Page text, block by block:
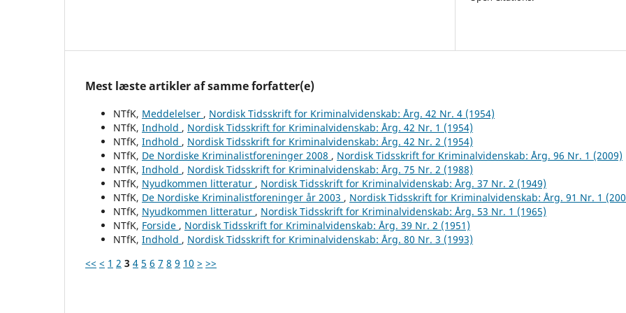
Mest læste artikler af samme forfatter(e)
NTfK, Meddelelser , Nordisk Tidsskrift for Kriminalvidenskab: Årg. 42 Nr. 4 (1954)
NTfK, Indhold , Nordisk Tidsskrift for Kriminalvidenskab: Årg. 42 Nr. 1 (1954)
NTfK, Indhold , Nordisk Tidsskrift for Kriminalvidenskab: Årg. 42 Nr. 2 (1954)
NTfK, De Nordiske Kriminalistforeninger 2008 , Nordisk Tidsskrift for Kriminalvidenskab: Årg. 96 Nr. 1 (2009)
NTfK, Indhold , Nordisk Tidsskrift for Kriminalvidenskab: Årg. 75 Nr. 2 (1988)
NTfK, Nyudkommen litteratur , Nordisk Tidsskrift for Kriminalvidenskab: Årg. 37 Nr. 2 (1949)
NTfK, De Nordiske Kriminalistforeninger år 2003 , Nordisk Tidsskrift for Kriminalvidenskab: Årg. 91 Nr. 1
NTfK, Nyudkommen litteratur , Nordisk Tidsskrift for Kriminalvidenskab: Årg. 53 Nr. 1 (1965)
NTfK, Forside , Nordisk Tidsskrift for Kriminalvidenskab: Årg. 39 Nr. 2 (1951)
NTfK, Indhold , Nordisk Tidsskrift for Kriminalvidenskab: Årg. 80 Nr. 3 (1993)
<< < 1 2 3 4 5 6 7 8 9 10 > >>